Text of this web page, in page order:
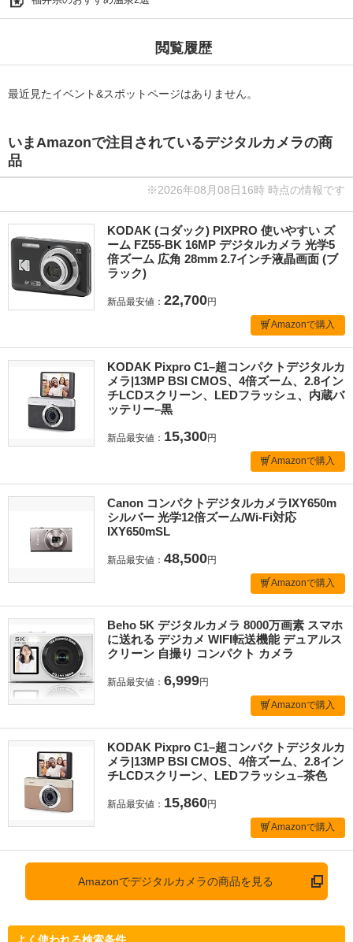
閲覧履歴
最近見たイベント&スポットページはありません。
いまAmazonで注目されているデジタルカメラの商
品
※2026年08月08日16時 時点の情報です
KODAK (コダック) PIXPRO 使いやすい ズ
ーム FZ55-BK 16MP デジタルカメラ 光学5
倍ズーム 広角 28mm 2.7インチ液晶画面 (ブ
ラック)
新品最安値： 22,700円
Amazonで購入
KODAK Pixpro C1–超コンパクトデジタルカ
メラ|13MP BSI CMOS、4倍ズーム、2.8イン
チLCDスクリーン、LEDフラッシュ、内蔵バ
ッテリー–黒
新品最安値： 15,300円
Amazonで購入
Canon コンパクトデジタルカメラIXY650m
シルバー 光学12倍ズーム/Wi-Fi対応
IXY650mSL
新品最安値： 48,500円
Amazonで購入
Beho 5K デジタルカメラ 8000万画素 スマホ
に送れる デジカメ WIFI転送機能 デュアルス
クリーン 自撮り コンパクト カメラ
新品最安値： 6,999円
Amazonで購入
KODAK Pixpro C1–超コンパクトデジタルカ
メラ|13MP BSI CMOS、4倍ズーム、2.8イン
チLCDスクリーン、LEDフラッシュ–茶色
新品最安値： 15,860円
Amazonで購入
Amazonでデジタルカメラの商品を見る
よく使われる検索条件